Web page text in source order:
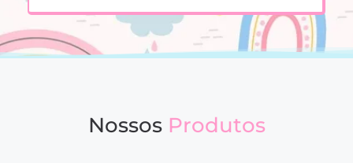
Nossos Produtos